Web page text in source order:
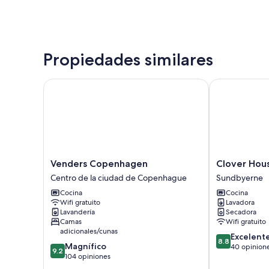
Propiedades similares
Venders
Copenhagen
Centro
de
la
ciudad
de
Copenhague
Venders Copenhagen
Centro de la ciudad de Copenhague
Cocina
Wifi gratuito
Lavandería
Camas
adicionales/cunas
9.2
de
9.2 Magnífico
104 opiniones
Venders Copenhagen
Clover
House
by
Daniel&Jacob's
Sundbyerne
Clover
Sundbyerne
Cocina
Lavadora
Secadora
Wifi gratuito
8.8
de
8.8
40
Clover House